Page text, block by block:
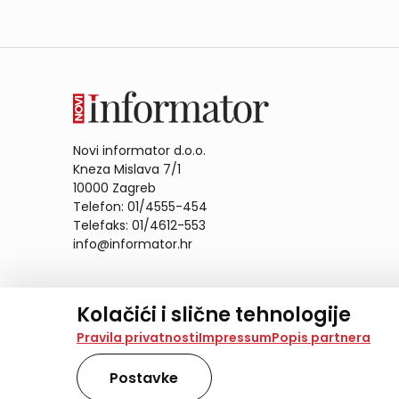
Kolačići i slične tehnologije
Na našoj web stranici koristimo kolačiće i slične
analiziramo promet na stranici te prikazujemo
također koriste ove tehnologije.
Odabirom opcije „Samo nužno“ prihvaćate samo
Pravila privatnostiImpressumPopis partnera
Postavke
Novi informator d.o.o.
Kneza Mislava 7/1
10000 Zagreb
Telefon: 01/4555-454
Telefaks: 01/4612-553
info@informator.hr